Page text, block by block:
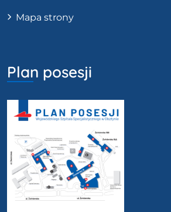
Mapa strony
Plan posesji